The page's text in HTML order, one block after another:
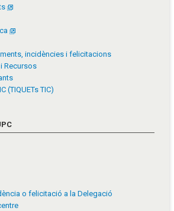
incidències i felicitacions
Recursos
(TIQUETs TIC)
o felicitació a la Delegació